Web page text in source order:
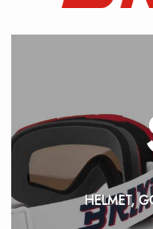
HELMET,